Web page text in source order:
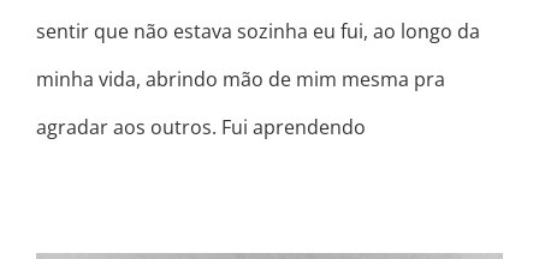
sentir que não estava sozinha eu fui, ao longo da
minha vida, abrindo mão de mim mesma pra
agradar aos outros. Fui aprendendo